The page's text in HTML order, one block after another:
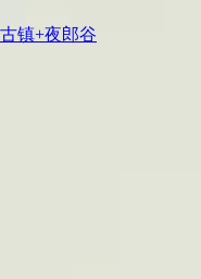
镇+夜郎谷